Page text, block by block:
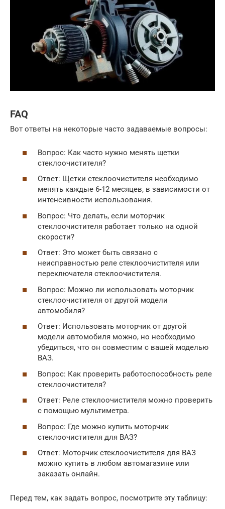
FAQ
Вот ответы на некоторые часто задаваемые вопросы:
Вопрос: Как часто нужно менять щетки
стеклоочистителя?
Ответ: Щетки стеклоочистителя необходимо
менять каждые 6-12 месяцев, в зависимости от
интенсивности использования.
Вопрос: Что делать, если моторчик
стеклоочистителя работает только на одной
скорости?
Ответ: Это может быть связано с
неисправностью реле стеклоочистителя или
переключателя стеклоочистителя.
Вопрос: Можно ли использовать моторчик
стеклоочистителя от другой модели
автомобиля?
Ответ: Использовать моторчик от другой
модели автомобиля можно, но необходимо
убедиться, что он совместим с вашей моделью
ВАЗ.
Вопрос: Как проверить работоспособность реле
стеклоочистителя?
Ответ: Реле стеклоочистителя можно проверить
с помощью мультиметра.
Вопрос: Где можно купить моторчик
стеклоочистителя для ВАЗ?
Ответ: Моторчик стеклоочистителя для ВАЗ
можно купить в любом автомагазине или
заказать онлайн.
Перед тем, как задать вопрос, посмотрите эту таблицу: